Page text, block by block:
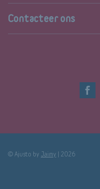
Contacteer ons
© Ajusto by Jaimy 2026